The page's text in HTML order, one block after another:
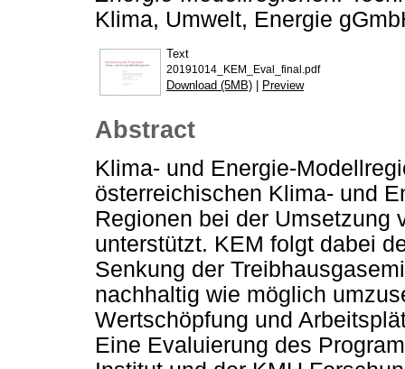
Klima, Umwelt, Energie
Text
20191014_KEM_Eval_final.pdf
Download (5MB) | Preview
Abstract
Klima- und Energie-
österreichischen Klima- und
Regionen bei der Umsetzung
unterstützt. KEM folgt dabei
Senkung der
nachhaltig wie möglich
Wertschöpfung und
Eine Evaluierung des